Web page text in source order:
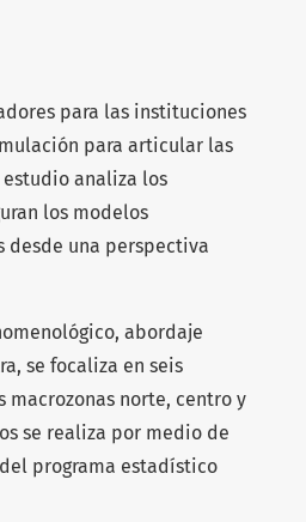
para las instituciones
para articular las
analiza los
los modelos
desde una perspectiva
abordaje
se focaliza en seis
norte, centro y
se realiza por medio de
programa estadístico